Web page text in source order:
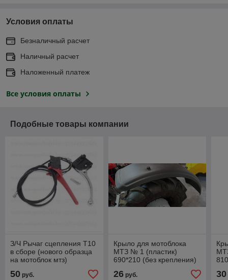
Условия оплаты
Безналичный расчет
Наличный расчет
Наложенный платеж
Все условия оплаты
Подобные товары компании
З/Ч Рычаг сцепления Т10
в сборе (нового образца
на мотоблок мтз)
50 руб.
Крыло для мотоблока
МТЗ № 1 (пластик)
690*210 (без крепления)
26руб. 30